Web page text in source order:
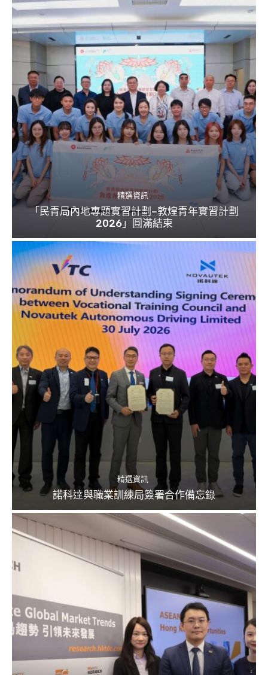
精選資訊
「民青局內地專題實習計劃–敦煌青年實習計劃
2026」圓滿結束
精選資訊
諾科達與職業訓練局簽署合作備忘錄